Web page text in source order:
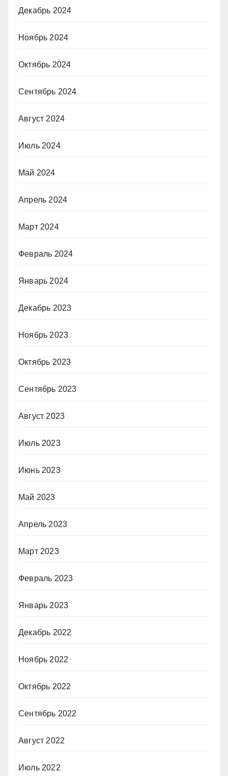
Декабрь 2024
Ноябрь 2024
Октябрь 2024
Сентябрь 2024
Август 2024
Июль 2024
Май 2024
Апрель 2024
Март 2024
Февраль 2024
Январь 2024
Декабрь 2023
Ноябрь 2023
Октябрь 2023
Сентябрь 2023
Август 2023
Июль 2023
Июнь 2023
Май 2023
Апрель 2023
Март 2023
Февраль 2023
Январь 2023
Декабрь 2022
Ноябрь 2022
Октябрь 2022
Сентябрь 2022
Август 2022
Июль 2022